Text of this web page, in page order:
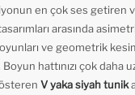
en çok ses getiren
arasında
ve geometrik
hattınızı çok daha
V yaka siyah tunik